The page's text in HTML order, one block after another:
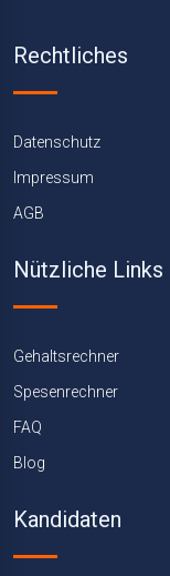
Rechtliches
Datenschutz
Impressum
AGB
Nützliche Links
Gehaltsrechner
Spesenrechner
FAQ
Blog
Kandidaten